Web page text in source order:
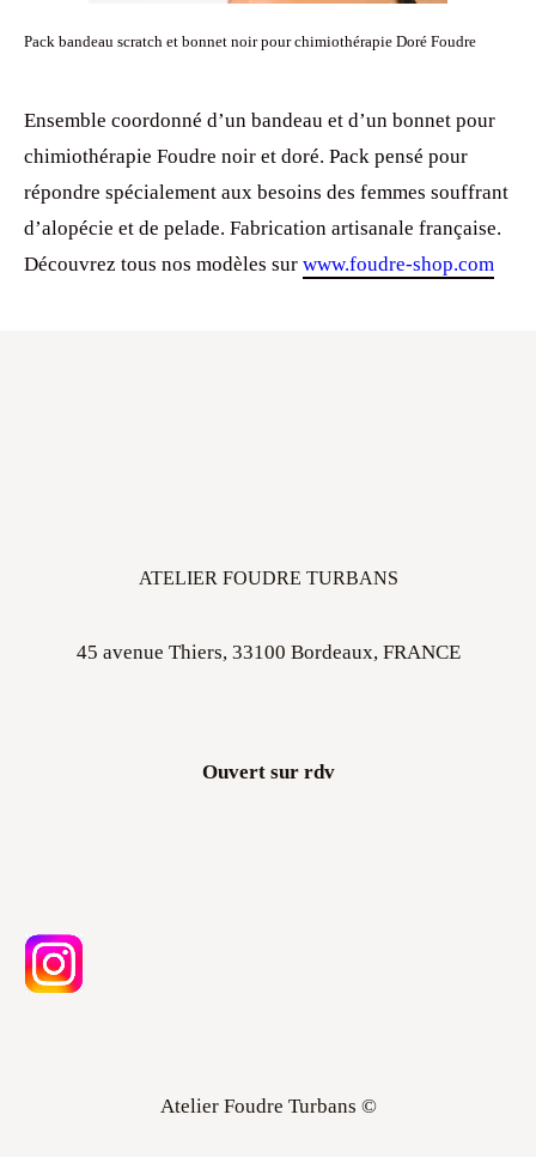
Pack bandeau scratch et bonnet noir pour chimiothérapie Doré Foudre
Ensemble coordonné d’un bandeau et d’un bonnet pour
chimiothérapie Foudre noir et doré. Pack pensé pour
répondre spécialement aux besoins des femmes souffrant
d’alopécie et de pelade. Fabrication artisanale française.
Découvrez tous nos modèles sur www.foudre-shop.com
ATELIER FOUDRE TURBANS
45 avenue Thiers, 33100 Bordeaux, FRANCE
Ouvert sur rdv
Atelier Foudre Turbans ©